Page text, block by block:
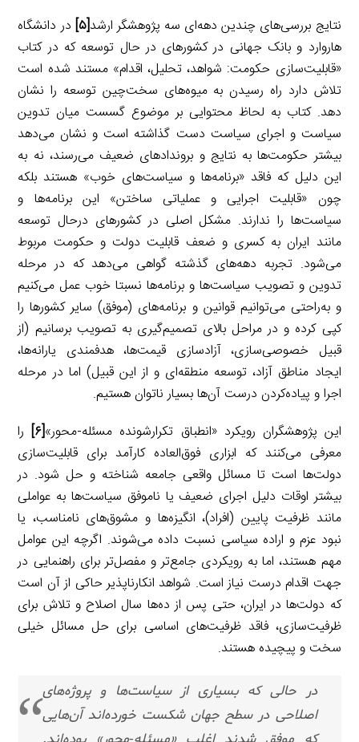
نتایج بررسی‌های چندین دهه‌ای سه پژوهشگر ارشد[۵]
در دانشگاه
هاروارد و بانک جهانی در کشورهای در حال توسعه که در کتاب
«قابلیت‌سازی حکومت: شواهد، تحلیل، اقدام» مستند شده است
تلاش دارد راه رسیدن به میوه‌های سخت‌چین توسعه را نشان
دهد. کتاب به لحاظ محتوایی بر موضوع گسست میان تدوین
سیاست و اجرای سیاست دست گذاشته است و نشان می‌دهد
بیشتر حکومت‌ها به نتایج و بروندادهای ضعیف می‌رسند، نه به
این دلیل که فاقد «برنامه‌ها و سیاست‌های خوب» هستند بلکه
چون «قابلیت اجرایی و عملیاتی ساختن» این برنامه‌ها و
سیاست‌ها را ندارند. مشکل اصلی در کشورهای درحال توسعه
مانند ایران به کسری و ضعف قابلیت دولت و حکومت مربوط
می‌شود. تجربه دهه‌های گذشته گواهی می‌دهد که در مرحله
تدوین و تصویب سیاست‌ها و برنامه‌ها نسبتا خوب عمل می‌کنیم
و به‌راحتی می‌توانیم قوانین و برنامه‌های (موفق) سایر کشورها را
کپی کرده و در مراحل بالای تصمیم‌گیری به تصویب برسانیم (از
قبیل خصوصی‌سازی، آزادسازی قیمت‌ها، هدفمندی یارانه‌ها،
ایجاد مناطق آزاد، توسعه منطقه‌ای و از این قبیل) اما در مرحله
اجرا و پیاده‌کردن درست آن‌ها بسیار ناتوان هستیم.
این پژوهشگران رویکرد «انطباق تکرارشونده مسئله-محور»[۶]
را
معرفی می‌کنند که ابزاری فوق‌العاده کارآمد برای قابلیت‌سازی
دولت‌ها است تا مسائل واقعی جامعه شناخته و حل شود. در
بیشتر اوقات دلیل اجرای ضعیف یا ناموفق سیاست‌ها به عواملی
مانند ظرفیت پایین (افراد)، انگیزه‌ها و مشوق‌های نامناسب، یا
نبود عزم و اراده سیاسی نسبت داده می‌شوند. اگرچه این عوامل
مهم هستند، اما به رویکردی جامع‌تر و مفصل‌تر برای راهنمایی در
جهت اقدام درست نیاز است. شواهد انکارناپذیر حاکی از آن است
که دولت‌ها در ایران، حتی پس از ده‌ها سال اصلاح و تلاش برای
ظرفیت‌سازی، فاقد ظرفیت‌های اساسی برای حل مسائل خیلی
سخت و پیچیده هستند.
در حالی که بسیاری از سیاست‌ها و پروژه‌های
اصلاحی در سطح جهان شکست خورده‌اند آن‌هایی